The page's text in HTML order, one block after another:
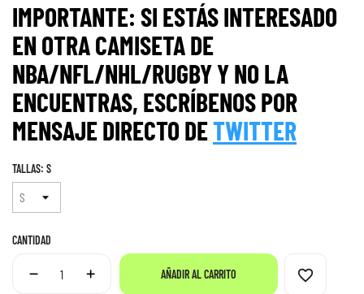
IMPORTANTE: SI ESTÁS INTERESADO
EN OTRA CAMISETA DE
NBA/NFL/NHL/RUGBY Y NO LA
ENCUENTRAS, ESCRÍBENOS POR
MENSAJEDIRECTO DETWITTER
TALLAS: S
CANTIDAD
AÑADIR AL CARRITO favorite_border